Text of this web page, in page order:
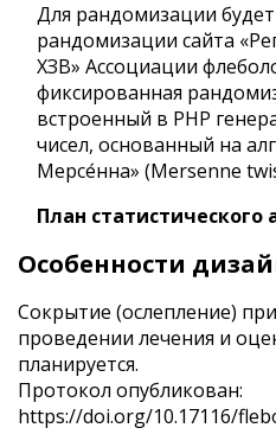
Для рандомизации
рандомизации сайта
ХЗВ» Ассоциации
фиксированная
встроенный в PHP
чисел, основанный на
Мерсе́нна» (Mersenne
План статистического
Особенности
Сокрытие (ослепление)
проведении лечения и
планируется.
Протокол опубликован:
https://doi.org/10.17116/